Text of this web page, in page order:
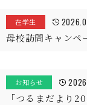
在学生
母校訪問キャンペ
お知らせ
「つるまだより